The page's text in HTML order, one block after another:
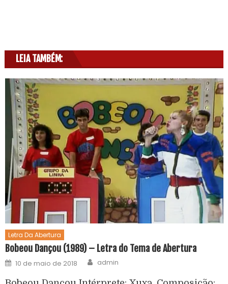
LEIA TAMBÉM:
Letra Da Abertura
Bobeou Dançou (1989) – Letra do Tema de Abertura
10 de maio de 2018 admin